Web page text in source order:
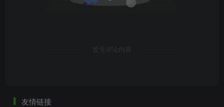
暂无评论内容
友情链接